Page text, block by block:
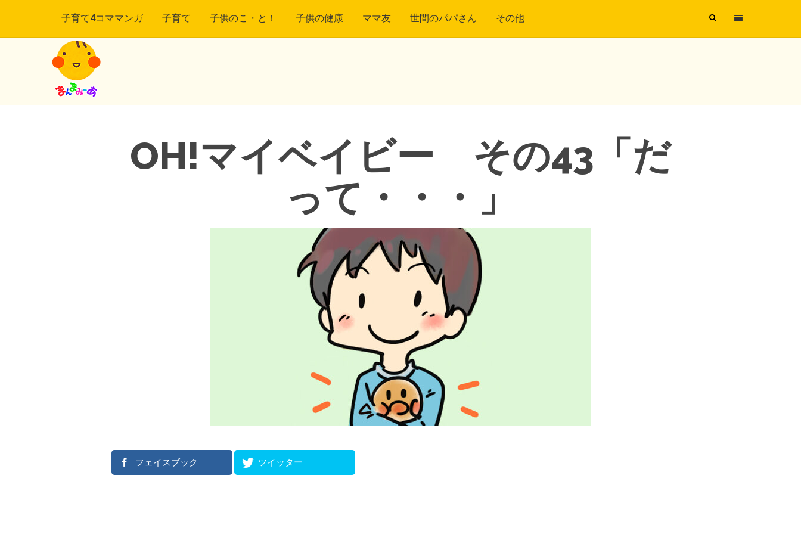
子育て4コママンガ 子育て 子供のこ・と！ 子供の健康 ママ友 世間のパパさん その他
OH!マイベイビー その43「だ
って・・・」
フェイスブック ツイッター